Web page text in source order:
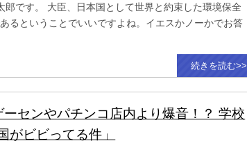
です。 大臣、日本国として世界と約束した環境保全
るということでいいですよね。イエスかノーかでお答
続きを読む>>
センやパチンコ店内より爆音！？ 学校
がビビってる件」